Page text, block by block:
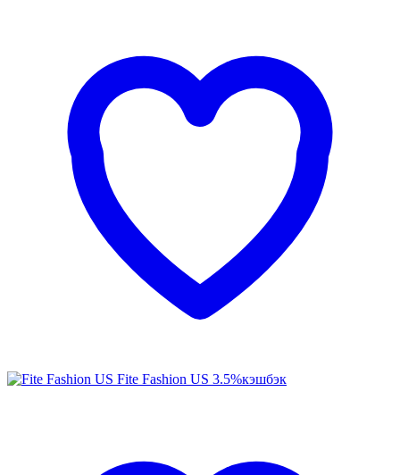
Fite Fashion US 3.5%кэшбэк